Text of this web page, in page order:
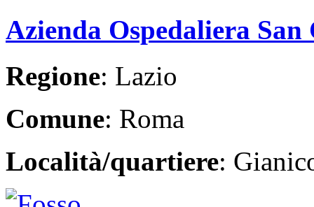
Azienda Ospedaliera
Regione: Lazio
Comune: Roma
Località/quartiere: